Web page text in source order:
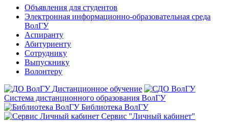
Объявления для студентов
Электронная информационно-образовательная среда
ВолГУ
Аспиранту
Абитуриенту
Сотруднику
Выпускнику
Волонтеру
Дистанционное обучение
Система дистанционного образования ВолГУ
Библиотека ВолГУ
Сервис "Личный кабинет"